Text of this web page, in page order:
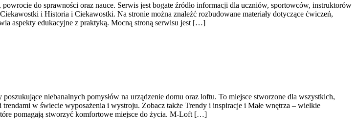
do sprawności oraz nauce. Serwis jest bogate źródło informacji dla uczniów, sportowców, instruktorów
i Historia i Ciekawostki. Na stronie można znaleźć rozbudowane materiały dotyczące ćwiczeń,
aspekty edukacyjne z praktyką. Mocną stroną serwisu jest […]
niebanalnych pomysłów na urządzenie domu oraz loftu. To miejsce stworzone dla wszystkich,
w świecie wyposażenia i wystroju. Zobacz także Trendy i inspiracje i Małe wnętrza – wielkie
pomagają stworzyć komfortowe miejsce do życia. M-Loft […]